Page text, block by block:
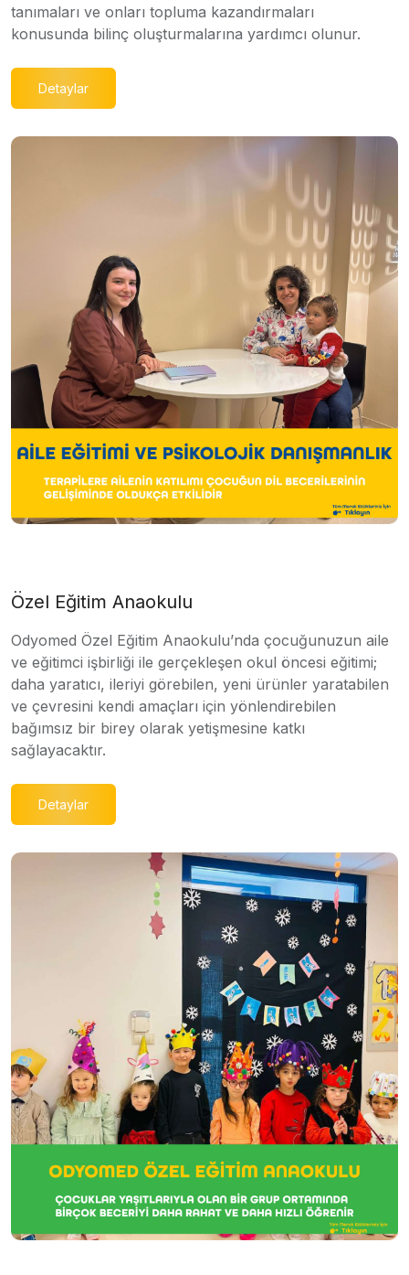
tanımaları ve onları topluma kazandırmaları
konusunda bilinç oluşturmalarına yardımcı olunur.
Detaylar
Özel Eğitim Anaokulu
Odyomed Özel Eğitim Anaokulu’nda çocuğunuzun aile
ve eğitimci işbirliği ile gerçekleşen okul öncesi eğitimi;
daha yaratıcı, ileriyi görebilen, yeni ürünler yaratabilen
ve çevresini kendi amaçları için yönlendirebilen
bağımsız bir birey olarak yetişmesine katkı
sağlayacaktır.
Detaylar